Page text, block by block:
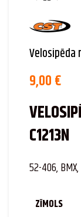
Velosipēda
9,00€
C1213N
52-406,
ZĪMOLS